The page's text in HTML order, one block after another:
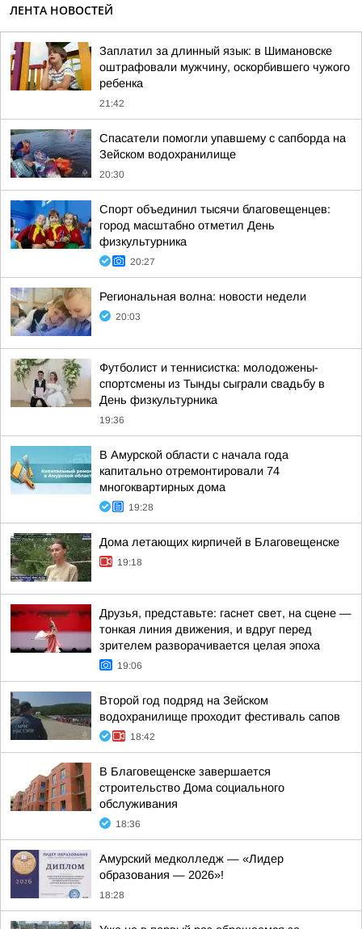
ЛЕНТА НОВОСТЕЙ
Заплатил за длинный язык: в Шимановске
оштрафовали мужчину, оскорбившего чужого
ребенка
21:42
Спасатели помогли упавшему с сапборда на
Зейском водохранилище
20:30
Спорт объединил тысячи благовещенцев:
город масштабно отметил День
физкультурника
20:27
Региональная волна: новости недели
20:03
Футболист и теннисистка: молодожены-
спортсмены из Тынды сыграли свадьбу в
День физкультурника
19:36
В Амурской области с начала года
капитально отремонтировали 74
многоквартирных дома
19:28
Дома летающих кирпичей в Благовещенске
19:18
Друзья, представьте: гаснет свет, на сцене —
тонкая линия движения, и вдруг перед
зрителем разворачивается целая эпоха
19:06
Второй год подряд на Зейском
водохранилище проходит фестиваль сапов
18:42
В Благовещенске завершается
строительство Дома социального
обслуживания
18:36
Амурский медколледж — «Лидер
образования — 2026»!
18:28